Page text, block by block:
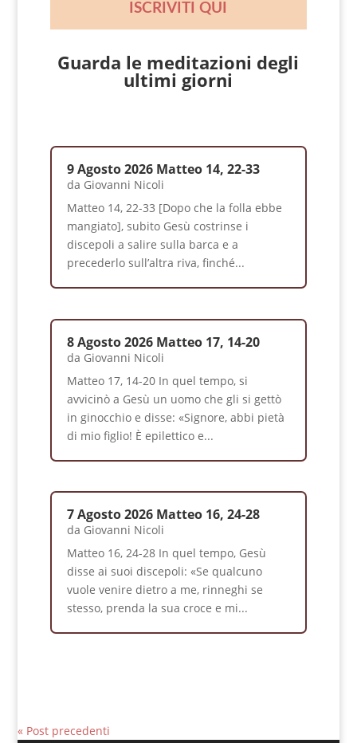
ISCRIVITI QUI
Guarda le meditazioni degli
ultimi giorni
9 Agosto 2026 Matteo 14, 22-33
da Giovanni Nicoli
Matteo 14, 22-33 [Dopo che la folla ebbe
mangiato], subito Gesù costrinse i
discepoli a salire sulla barca e a
precederlo sull’altra riva, finché...
8 Agosto 2026 Matteo 17, 14-20
da Giovanni Nicoli
Matteo 17, 14-20 In quel tempo, si
avvicinò a Gesù un uomo che gli si gettò
in ginocchio e disse: «Signore, abbi pietà
di mio figlio! È epilettico e...
7 Agosto 2026 Matteo 16, 24-28
da Giovanni Nicoli
Matteo 16, 24-28 In quel tempo, Gesù
disse ai suoi discepoli: «Se qualcuno
vuole venire dietro a me, rinneghi se
stesso, prenda la sua croce e mi...
« Post precedenti